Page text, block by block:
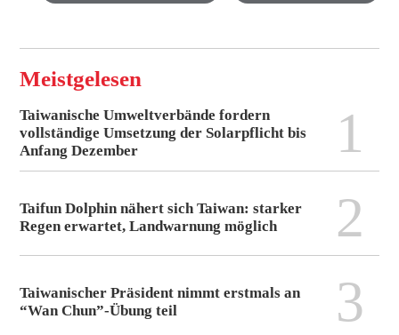
Meistgelesen
Taiwanische Umweltverbände fordern
vollständige Umsetzung der Solarpflicht bis
Anfang Dezember
1
Taifun Dolphin nähert sich Taiwan: starker
Regen erwartet, Landwarnung möglich
2
Taiwanischer Präsident nimmt erstmals an
“Wan Chun”-Übung teil
3